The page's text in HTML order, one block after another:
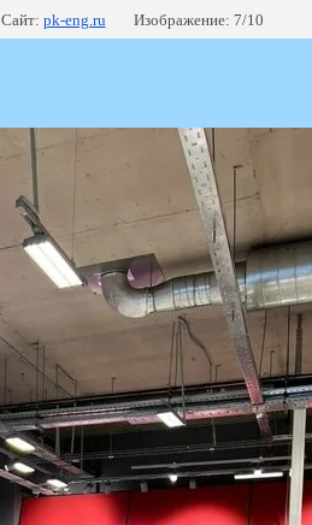
Сайт: pk-eng.ru Изображение: 7/10